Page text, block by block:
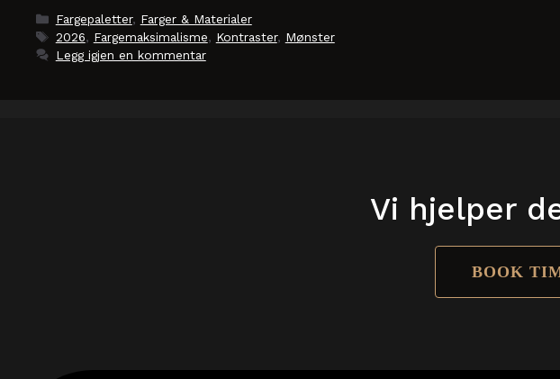
Kategorier
Fargepaletter, Farger & Materialer
Stikkord
2026, Fargemaksimalisme, Kontraster, Mønster
Legg igjen en kommentar
Vi hjelper
BOOK